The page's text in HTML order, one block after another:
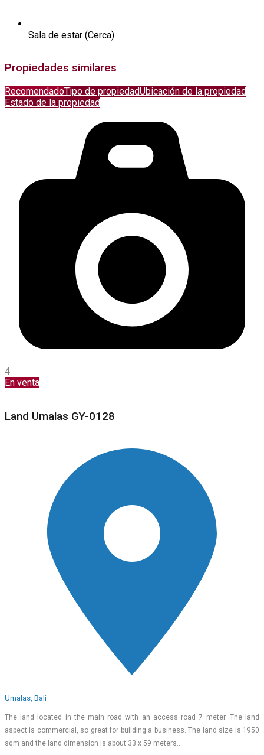
Sala de estar (Cerca)
Propiedades similares
RecomendadoTipo de propiedadUbicación de la propiedad
Estado de la propiedad
4
En venta
Land Umalas GY-0128
Umalas, Bali
The land located in the main road with an access road 7 meter. The land
aspect is commercial, so great for building a business. The land size is 1950
sqm and the land dimension is about 33 x 59 meters.…